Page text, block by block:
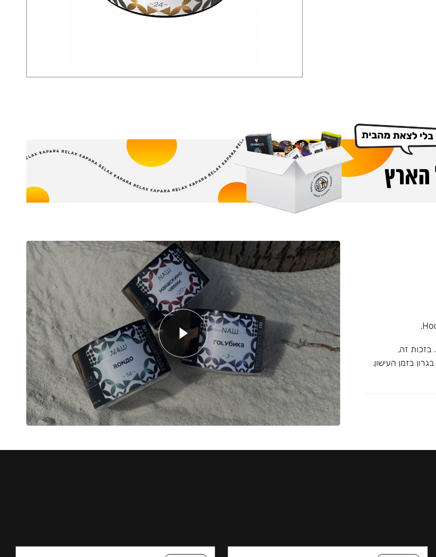
זה,
בזמן העישון.